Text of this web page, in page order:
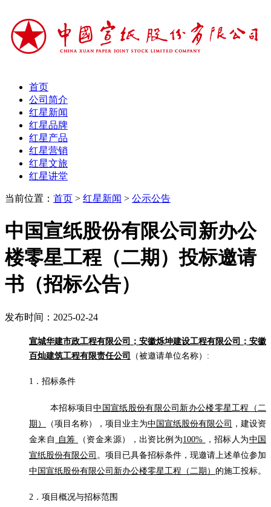
首页
公司简介
红星新闻
红星品牌
红星产品
红星营销
红星文旅
红星讲堂
当前位置： 首页 > 红星新闻 > 公示公告
中国宣纸股份有限公司新办公
楼零星工程（二期）投标邀请
书（招标公告）
发布时间：2025-02-24
宣城华建市政工程有限公司 ； 安徽烁坤建设工程有限公司 ； 安徽
百灿建筑工程有限责任公司
（被邀请单位名称） :
1．招标条件
本招标项目中国宣纸股份有限公司新办公楼零星工程（二
期）
（项目名称），项目业主为中国宣纸股份有限公司
，建设资
金来自 自筹 （资金来源），出资比例为100% ，招标人为中国
宣纸股份有限公司 。项目已具备招标条件，现邀请上述单位参加
中国宣纸股份有限公司新办公楼零星工程（二期） 的施工投标。
2．项目概况与招标范围